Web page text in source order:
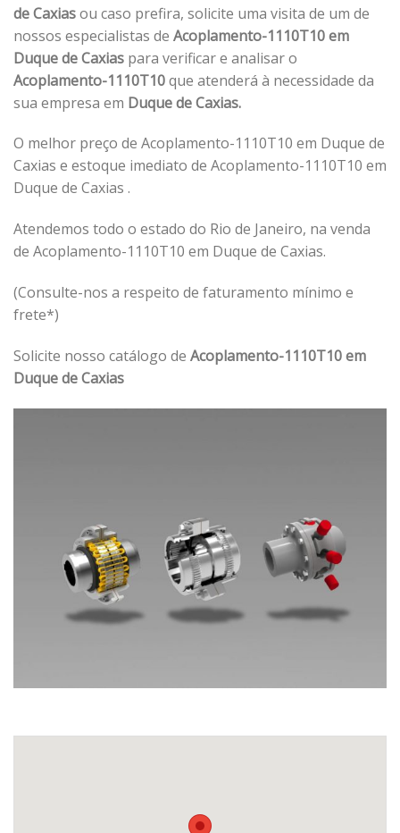
de Caxiasou caso prefira, solicite uma visita de um de
nossos especialistas de Acoplamento-1110T10 em
Duque de Caxias para verificar e analisar o
Acoplamento-1110T10que atenderá à necessidade da
sua empresa em Duque de Caxias.
O melhor preço de Acoplamento-1110T10 em Duque de
Caxias e estoque imediato de Acoplamento-1110T10 em
Duque de Caxias .
Atendemos todo o estado do Rio de Janeiro, na venda
de Acoplamento-1110T10 em Duque de Caxias.
(Consulte-nos a respeito de faturamento mínimo e
frete*)
Solicite nosso catálogo de Acoplamento-1110T10 em
Duque de Caxias